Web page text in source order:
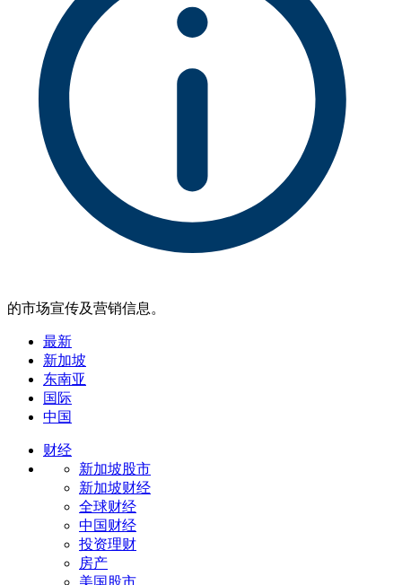
的市场宣传及营销信息。
最新
新加坡
东南亚
国际
中国
财经
新加坡股市
新加坡财经
全球财经
中国财经
投资理财
房产
美国股市